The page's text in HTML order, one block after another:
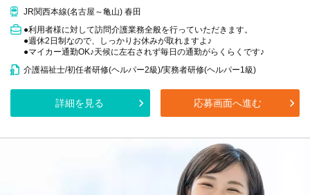
JR関西本線(名古屋～亀山) 春田
●利用者様に対して訪問介護業務全般を行っていただきます。
●週休2日制なので、しっかりお休みが取れますよ♪
●マイカー通勤OK♪天候に左右されず毎日の通勤がらくらくです♪
介護福祉士/初任者研修(ヘルパー2級)/実務者研修(ヘルパー1級)
詳細を見る 応募画面へ進む